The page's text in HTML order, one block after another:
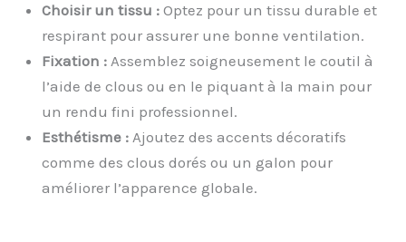
Choisir un tissu : Optez pour un tissu durable et
respirant pour assurer une bonne ventilation.
Fixation : Assemblez soigneusement le coutil à
l’aide de clous ou en le piquant à la main pour
un rendu fini professionnel.
Esthétisme : Ajoutez des accents décoratifs
comme des clous dorés ou un galon pour
améliorer l’apparence globale.